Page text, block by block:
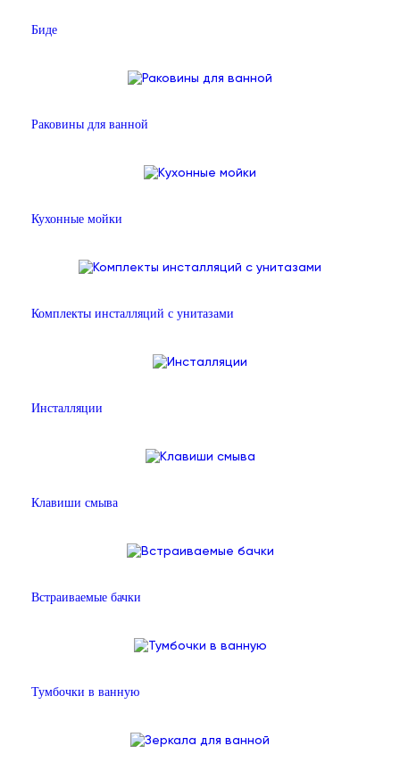
Биде
Раковины для ванной
Кухонные мойки
Комплекты инсталляций с унитазами
Инсталляции
Клавиши смыва
Встраиваемые бачки
Тумбочки в ванную